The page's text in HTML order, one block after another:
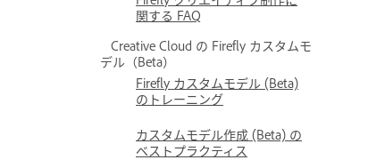
関する FAQ
Creative Cloud の Firefly カスタムモ
デル（Beta）
Firefly カスタムモデル (Beta)
のトレーニング
カスタムモデル作成 (Beta) の
ベストプラクティス